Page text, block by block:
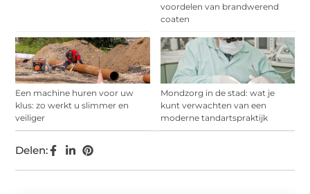
voordelen van brandwerend
coaten
Een machine huren voor uw
klus: zo werkt u slimmer en
veiliger
Mondzorg in de stad: wat je
kunt verwachten van een
moderne tandartspraktijk
Delen: